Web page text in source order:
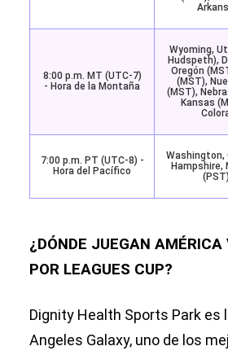
8:00 p.m. MT (UTC-7)
- Hora de la Montaña
Wyoming,
Hudspeth),
Oregón
(MST),
(MST),
Kansas
7:00 p.m. PT (UTC-8) -
Hora del Pacífico
Washington,
Hampshire,
¿DÓNDE JUEGAN AMÉRICA
POR LEAGUES CUP?
Dignity Health Sports Park es
Angeles Galaxy, uno de los